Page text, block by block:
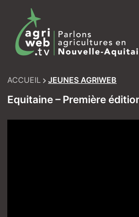
content
ACCUEIL JEUNES AGRIWEB
Equitaine – Première